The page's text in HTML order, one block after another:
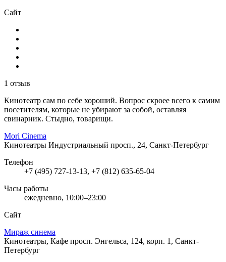
Сайт
1 отзыв
Кинотеатр сам по себе хороший. Вопрос скроее всего к самим
посетителям, которые не убирают за собой, оставляя
свинарник. Стыдно, товарищи.
Mori Cinema
Кинотеатры Индустриальный просп., 24, Санкт-Петербург
Телефон
+7 (495) 727-13-13, +7 (812) 635-65-04
Часы работы
ежедневно, 10:00–23:00
Сайт
Мираж синема
Кинотеатры, Кафе просп. Энгельса, 124, корп. 1, Санкт-
Петербург